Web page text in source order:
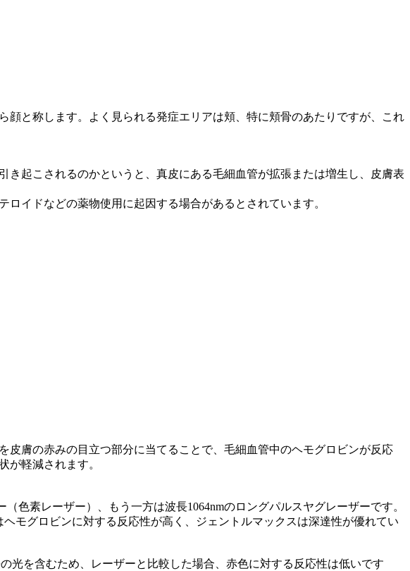
と称します。よく見られる発症エリアは頬、特に頬骨のあたりですが、これ
起こされるのかというと、真皮にある毛細血管が拡張または増生し、皮膚表
イドなどの薬物使用に起因する場合があるとされています。
膚の赤みの目立つ部分に当てることで、毛細血管中のヘモグロビンが反応
が軽減されます。
色素レーザー）、もう一方は波長1064nmのロングパルスヤグレーザーです。
モグロビンに対する反応性が高く、ジェントルマックスは深達性が優れてい
光を含むため、レーザーと比較した場合、赤色に対する反応性は低いです